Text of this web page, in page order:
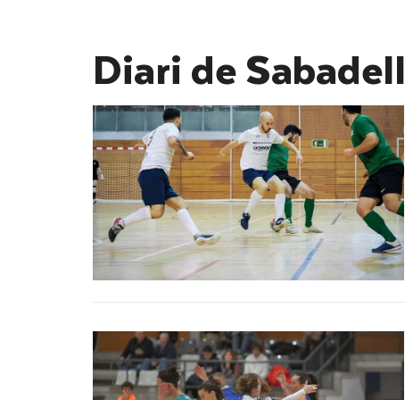
Diari de Sabadell